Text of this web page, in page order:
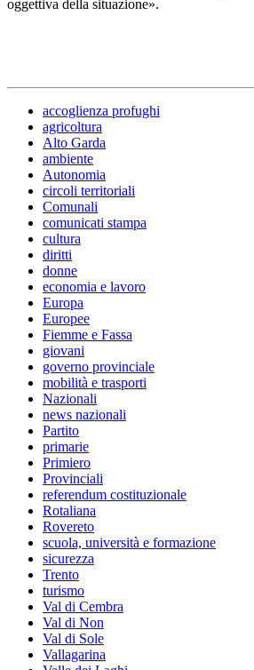
oggettiva della situazione».
accoglienza profughi
agricoltura
Alto Garda
ambiente
Autonomia
circoli territoriali
Comunali
comunicati stampa
cultura
diritti
donne
economia e lavoro
Europa
Europee
Fiemme e Fassa
giovani
governo provinciale
mobilità e trasporti
Nazionali
news nazionali
Partito
primarie
Primiero
Provinciali
referendum costituzionale
Rotaliana
Rovereto
scuola, università e formazione
sicurezza
Trento
turismo
Val di Cembra
Val di Non
Val di Sole
Vallagarina